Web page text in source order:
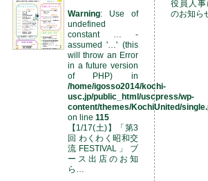
Warning: Use of
undefined
constant … -
assumed '…' (this
will throw an Error
in a future version
of PHP) in
/home/igosso2014/kochi-
usc.jp/public_html/uscpress/wp-
content/themes/KochiUnited/
on line 115
【1/17(土)】「第3
回 わくわく昭和交
流FESTIVAL」ブ
ース出店のお知
ら…
役員人事
のお知ら